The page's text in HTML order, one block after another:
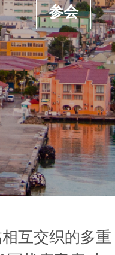
参会
互交织的多重